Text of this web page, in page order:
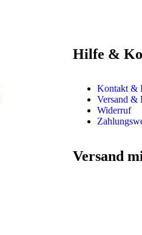
Hilfe &
Kontakt &
Versand &
Widerruf
Versand